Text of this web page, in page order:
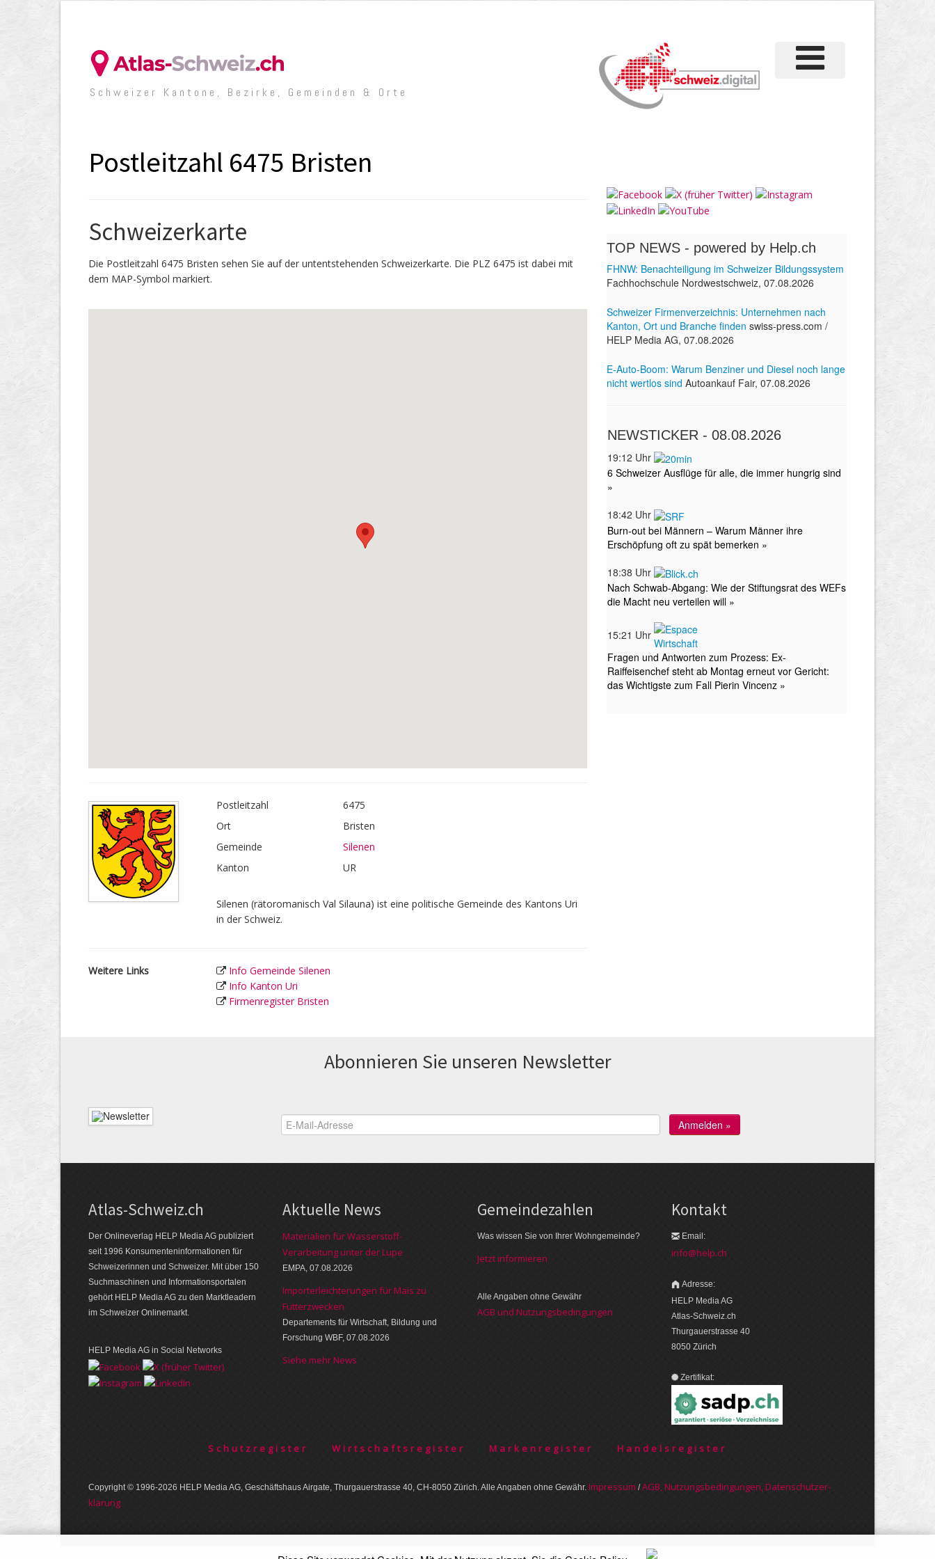
Schweizer Kantone, Bezirke, Gemeinden & Orte
Postleitzahl 6475 Bristen
Schweizerkarte
Die Postleitzahl 6475 Bristen sehen Sie auf der untentstehenden Schweizerkarte. Die PLZ 6475 ist dabei mit
dem MAP-Symbol markiert.
Postleitzahl
6475
Ort
Bristen
Gemeinde
Silenen
Kanton
UR
Silenen (rätoromanisch Val Silauna) ist eine politische Gemeinde des Kantons Uri
in der Schweiz.
Weitere Links
Info Gemeinde Silenen
Info Kanton Uri
Firmenregister Bristen
Abonnieren Sie unseren News­letter
Atlas-Schweiz.ch
Der Onlineverlag HELP Media AG publiziert
seit 1996 Konsumenten­infor­mationen für
Schwei­zerinnen und Schweizer. Mit über 150
Such­ma­schinen und Infor­mations­portalen
gehört HELP Media AG zu den Markt­leadern
im Schweizer Onlinemarkt.
HELP Media AG in Social Networks
Aktuelle News
Materialien für Wasserstoff-
Verarbeitung unter der Lupe
EMPA, 07.08.2026
Importerleichterungen für Mais zu
Futterzwecken
Departements für Wirtschaft, Bildung und
Forschung WBF, 07.08.2026
Siehe mehr News
Gemeinde­zahlen
Was wissen Sie von Ihrer Wohngemeinde?
Jetzt informieren
Alle Angaben ohne Gewähr
AGB und Nutzungsbedingungen
Kontakt
Email:
info@help.ch
Adresse:
HELP Media AG
Atlas-Schweiz.ch
Thurgauerstrasse 40
8050 Zürich
Zertifikat:
Schutzregister Wirtschaftsregister Markenregister Handelsregister
Copyright © 1996-2026 HELP Media AG, Geschäftshaus Airgate, Thurgauer­strasse 40, CH-8050 Zürich. Alle Angaben ohne Gewähr. Im­pres­sum /AGB, Nut­zungs­bedin­gungen, Daten­schutz­er­
klärung